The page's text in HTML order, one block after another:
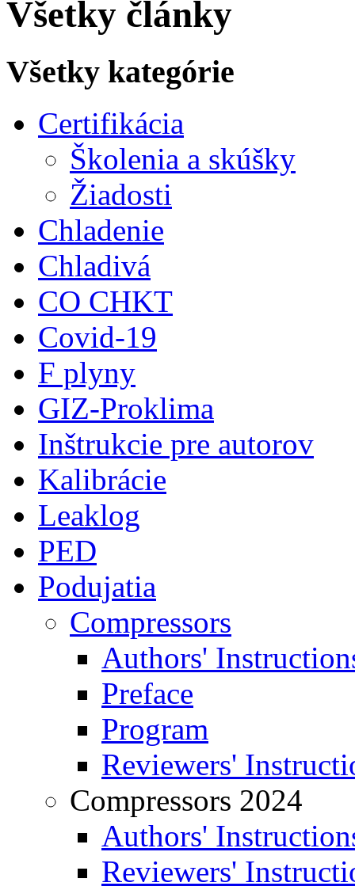
Všetky články
Všetky kategórie
Certifikácia
Školenia a skúšky
Žiadosti
Chladenie
Chladivá
CO CHKT
Covid-19
F plyny
GIZ-Proklima
Inštrukcie pre autorov
Kalibrácie
Leaklog
PED
Podujatia
Compressors
Authors'
Preface
Program
Reviewers'
Compressors 2024
Authors'
Reviewers'